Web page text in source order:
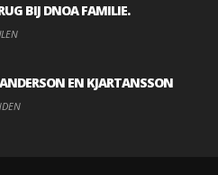
BIJ DNOA FAMILIE.
EN KJARTANSSON